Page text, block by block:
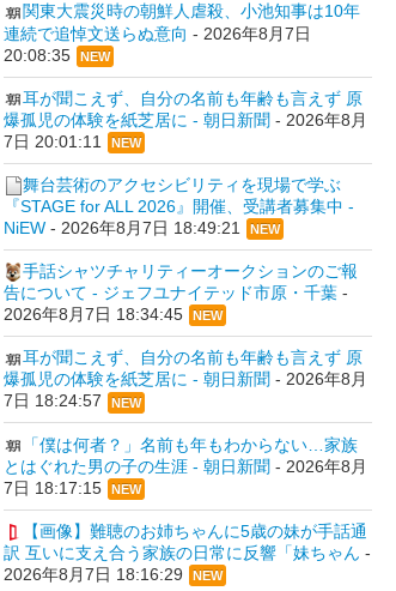
関東大震災時の朝鮮人虐殺、小池知事は10年
連続で追悼文送らぬ意向 - 2026年8月7日
20:08:35
NEW
耳が聞こえず、自分の名前も年齢も言えず 原
爆孤児の体験を紙芝居に - 朝日新聞 - 2026年8月
7日 20:01:11
NEW
舞台芸術のアクセシビリティを現場で学ぶ
『STAGE for ALL 2026』開催、受講者募集中 -
NiEW- 2026年8月7日 18:49:21 NEW
手話シャツチャリティーオークションのご報
告について - ジェフユナイテッド市原・千葉-
2026年8月7日 18:34:45
NEW
耳が聞こえず、自分の名前も年齢も言えず 原
爆孤児の体験を紙芝居に - 朝日新聞 - 2026年8月
7日 18:24:57
NEW
「僕は何者？」名前も年もわからない…家族
とはぐれた男の子の生涯 - 朝日新聞 - 2026年8月
7日 18:17:15
NEW
【画像】難聴のお姉ちゃんに5歳の妹が手話通
訳 互いに支え合う家族の日常に反響「妹ちゃん -
2026年8月7日 18:16:29
NEW